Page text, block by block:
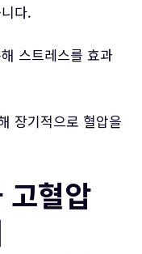
다.
스트레스를 효과
장기적으로 혈압을
고혈압